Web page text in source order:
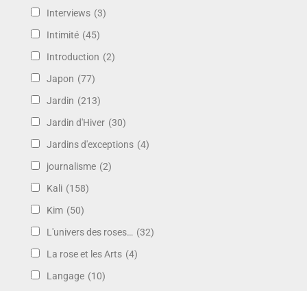
Interviews (3)
Intimité (45)
Introduction (2)
Japon (77)
Jardin (213)
Jardin d'Hiver (30)
Jardins d'exceptions (4)
journalisme (2)
Kali (158)
Kim (50)
L'univers des roses… (32)
La rose et les Arts (4)
Langage (10)